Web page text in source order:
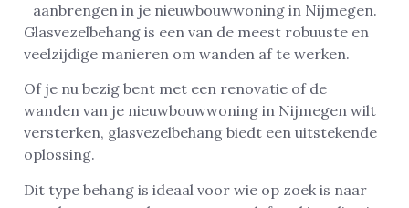
Glasvezelbehang is een van de meest robuuste en
veelzijdige manieren om wanden af te werken.
Of je nu bezig bent met een renovatie of de
wanden van je nieuwbouwwoning in Nijmegen wilt
versterken, glasvezelbehang biedt een uitstekende
oplossing.
Dit type behang is ideaal voor wie op zoek is naar